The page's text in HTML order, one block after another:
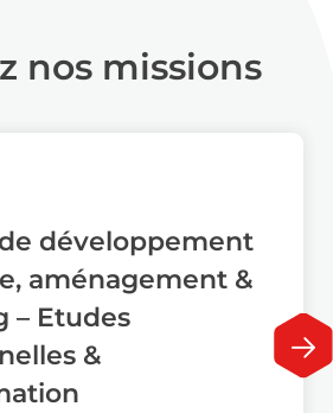
nos missions
développement
aménagement &
– Etudes
&